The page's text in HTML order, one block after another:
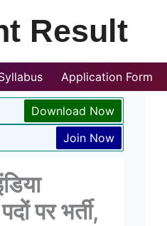
Result
Application Form
Download Now
Join Now
पर भर्ती,